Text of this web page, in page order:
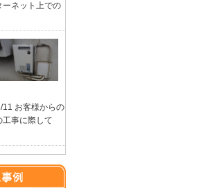
ーネット上での
お客様からの
工事に際して